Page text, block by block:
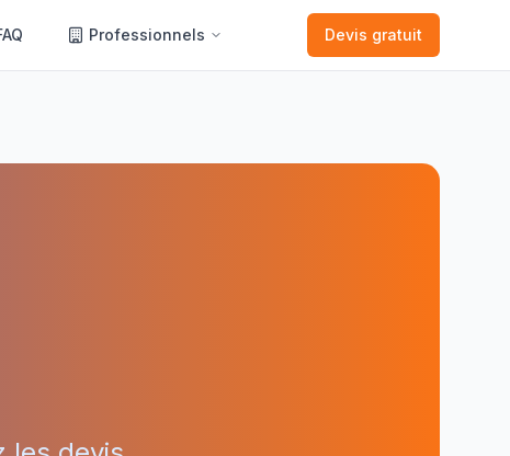
Professionnels Devis gratuit